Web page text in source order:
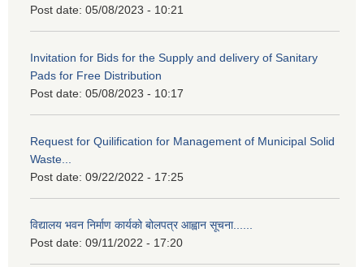
Post date: 05/08/2023 - 10:21
Invitation for Bids for the Supply and delivery of Sanitary
Pads for Free Distribution
Post date: 05/08/2023 - 10:17
Request for Quilification for Management of Municipal Solid
Waste...
Post date: 09/22/2022 - 17:25
विद्यालय भवन निर्माण कार्यको बोलपत्र आह्वान सूचना......
Post date: 09/11/2022 - 17:20